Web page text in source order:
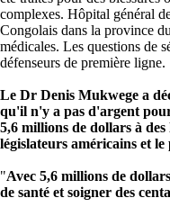
complexes. Hôpital général
Congolais dans la province
médicales. Les questions de
défenseurs de première ligne.
Le Dr Denis Mukwege a
qu'il n'y a pas d'argent
5,6 millions de dollars à
législateurs américains et
"Avec 5,6 millions de
de santé et soigner des